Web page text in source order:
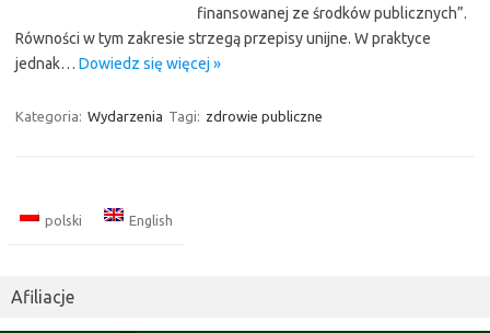
finansowanej ze środków publicznych”.
Równości w tym zakresie strzegą przepisy unijne. W praktyce
jednak… Dowiedz się więcej »
Kategoria: Wydarzenia Tagi: zdrowie publiczne
polski English
Afiliacje